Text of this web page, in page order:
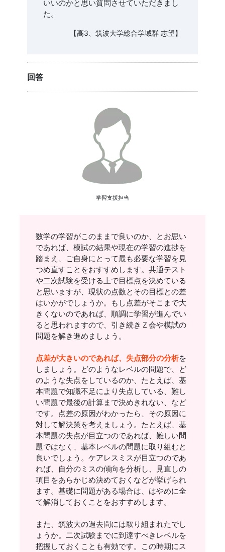
いいのかと思い質問させていただきまし
た。
【高3、筑波大学総合学域群 志望】
回答
学習支援担当
数学の学習がこのままで良いのか、とお思い
であれば、模試の結果や現在の学習の進捗を
踏まえ、ご自身にとって最も必要な学習を見
つめ直すことをおすすめします。共通テスト
や二次試験を受ける上で目標点を決めている
と思いますが、現状の点数とその目標との差
はいかがでしょうか。もし点差がそこまで大
きくないのであれば、順調に学習が進んでい
ると思われますので、引き続きＺ会や模試の
問題を解き進めましょう。
点差が大きいのであれば、失点部分の分析を
しましょう。どのようなレベルの問題で、ど
のような失点をしているのか、たとえば、基
本問題で知識不足により失点している、難し
い問題で最後の計算まで決めきれない、など
です。点差の原因がわかったら、その原因に
対して解決策を考えましょう。たとえば、基
本問題の失点が目立つのであれば、難しい問
題ではなく、基本レベルの問題に取り組むと
良いでしょう。ケアレスミスが目立つのであ
れば、自分のミスの傾向を分析し、見直しの
項目をあらかじめ決めておくなどが挙げられ
ます。基礎に問題がある場合は、はやめに全
て解消しておくことをおすすめします。
また、筑波大の過去問には取り組まれたでし
ょうか。二次試験までに到達すべきレベルを
把握しておくことも有効です。この時期にス